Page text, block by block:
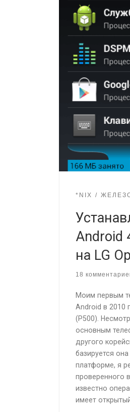
*NIX
Android
на LG
18
Моим первым
Android в 2010
(P500).
основным
другого
базируется
платформе, я
проверенного
известно
имеет